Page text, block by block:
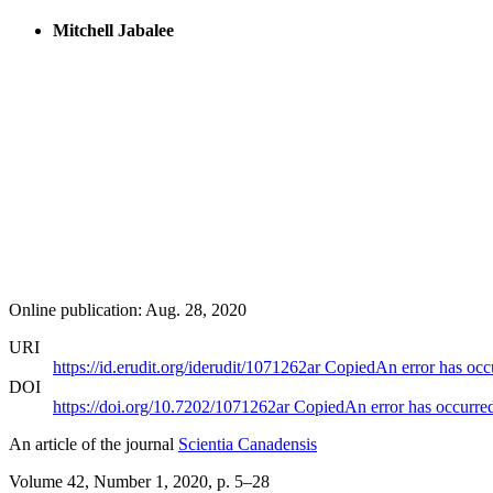
Mitchell Jabalee
Online publication: Aug. 28, 2020
URI
https://id.erudit.org/iderudit/1071262arCopiedAn error has
DOI
https://doi.org/10.7202/1071262arCopiedAn error has
An article of the journal Scientia Canadensis
Volume 42, Number 1, 2020, p. 5–28